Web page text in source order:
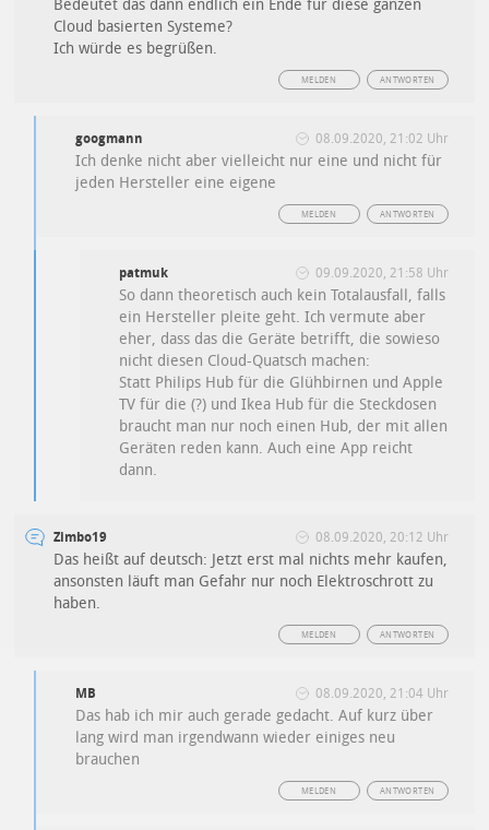
Bedeutet das dann endlich ein Ende für diese ganzen
Cloud basierten Systeme?
Ich würde es begrüßen.
ANTWORTEN
MELDEN
googmann 08.09.2020, 21:02 Uhr
Ich denke nicht aber vielleicht nur eine und nicht für
jeden Hersteller eine eigene
ANTWORTEN
MELDEN
patmuk 09.09.2020, 21:58 Uhr
So dann theoretisch auch kein Totalausfall, falls
ein Hersteller pleite geht. Ich vermute aber
eher, dass das die Geräte betrifft, die sowieso
nicht diesen Cloud-Quatsch machen:
Statt Philips Hub für die Glühbirnen und Apple
TV für die (?) und Ikea Hub für die Steckdosen
braucht man nur noch einen Hub, der mit allen
Geräten reden kann. Auch eine App reicht
dann.
Zimbo19 08.09.2020, 20:12 Uhr
Das heißt auf deutsch: Jetzt erst mal nichts mehr kaufen,
ansonsten läuft man Gefahr nur noch Elektroschrott zu
haben.
ANTWORTEN
MELDEN
MB 08.09.2020, 21:04 Uhr
Das hab ich mir auch gerade gedacht. Auf kurz über
lang wird man irgendwann wieder einiges neu
brauchen
ANTWORTEN
MELDEN